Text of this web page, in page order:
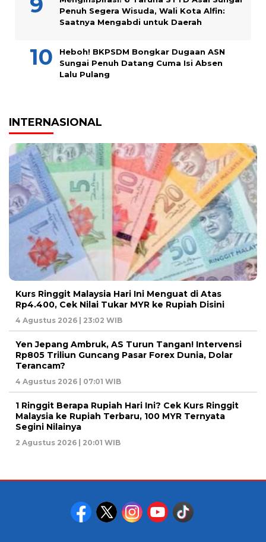
Penuh Segera Wisuda, Wali Kota Alfin:
Saatnya Mengabdi untuk Daerah
Heboh! BKPSDM Bongkar Dugaan ASN
Sungai Penuh Datang Cuma Isi Absen
Lalu Pulang
INTERNASIONAL
Kurs Ringgit Malaysia Hari Ini Menguat di Atas
Rp4.400, Cek Nilai Tukar MYR ke Rupiah Disini
4 Agustus 2026 | 23:02 WIB
Yen Jepang Ambruk, AS Turun Tangan! Intervensi
Rp805 Triliun Guncang Pasar Forex Dunia, Dolar
Terancam?
4 Agustus 2026 | 07:01 WIB
1 Ringgit Berapa Rupiah Hari Ini? Cek Kurs Ringgit
Malaysia ke Rupiah Terbaru, 100 MYR Ternyata
Segini Nilainya
2 Agustus 2026 | 20:01 WIB